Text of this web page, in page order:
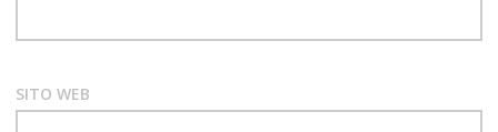
SITO WEB